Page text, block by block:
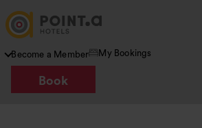
Become a Member My Bookings
Book